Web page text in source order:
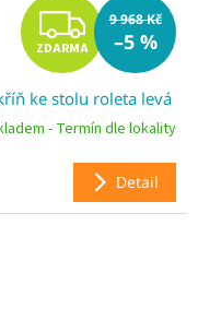
Z
D
A
R
M
ZDARMA
9 968 Kč
–5 %
ke stolu roleta levá
- Termín dle lokality
Detail